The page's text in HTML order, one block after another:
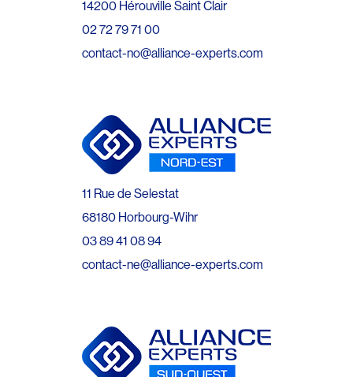
14200 Hérouville Saint Clair
02 72 79 71 00
contact-no@alliance-experts.com
11 Rue de Selestat
68180 Horbourg-Wihr
03 89 41 08 94
contact-ne@alliance-experts.com